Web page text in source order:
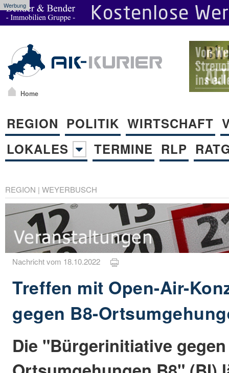
Werbung
Home
REGION POLITIK WIRTSCHAFT
LOKALES
TERMINE RLP
REGION | WEYERBUSCH
Nachricht vom 18.10.2022
Treffen mit Open-Air-
gegen B8-
Die "Bürgerinitiative gegen